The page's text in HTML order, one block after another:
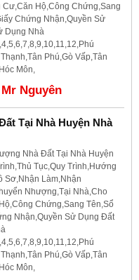
Cư,Căn Hộ,Công Chứng,Sang
Chứng Nhận,Quyền Sử
Dụng Nhà
Phú,Gò Vấp,Tân
Môn,
Nguyên
Tại Nhà Huyện Nhà
Nhà Đất Tại Nhà Huyện
Tục,Quy Trình,Hướng
Sơ,Nhận Làm,Nhận
Nhượng,Tại Nhà,Cho
Chứng,Sang Tên,Sổ
Nhận,Quyền Sử Dụng Đất
Phú,Gò Vấp,Tân
Môn,